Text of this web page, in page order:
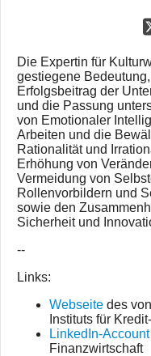
Die Expertin für
gestiegene
Erfolgsbeitrag der
und die Passung
von Emotionaler
Arbeiten und die
Rationalität und
Erhöhung von
Vermeidung von
Rollenvorbildern und
sowie den
Sicherheit und
--
Links:
Webseite des
Instituts für
LinkedIn-Account
Finanzwirtschaft